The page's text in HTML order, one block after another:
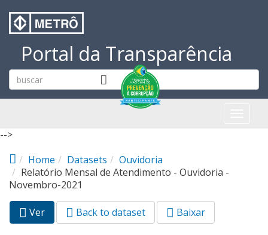
Portal da Transparência
-->
Home
Datasets
Ouvidoria
Relatório Mensal de Atendimento - Ouvidoria -
Novembro-2021
Abas primárias
Ver
ativa)
Back to dataset Baixar